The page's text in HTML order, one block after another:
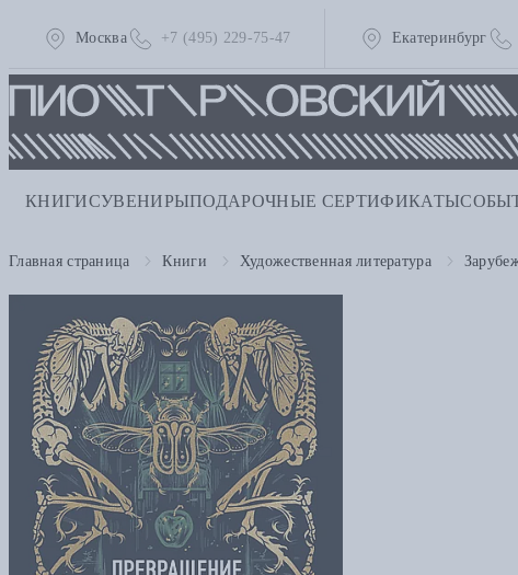
Москва +7 (495) 229-75-47 Екатеринбург
КНИГИСУВЕНИРЫПОДАРОЧНЫЕ СЕРТИФИКАТЫ
Главная страница Книги Художественная литература